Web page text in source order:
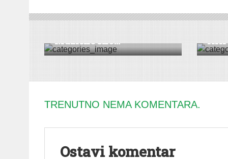
KULTURA|SREMSKA MITROVICA
Muzičke ško...
XXI
TRENUTNO NEMA KOMENTARA.
Ostavi komentar